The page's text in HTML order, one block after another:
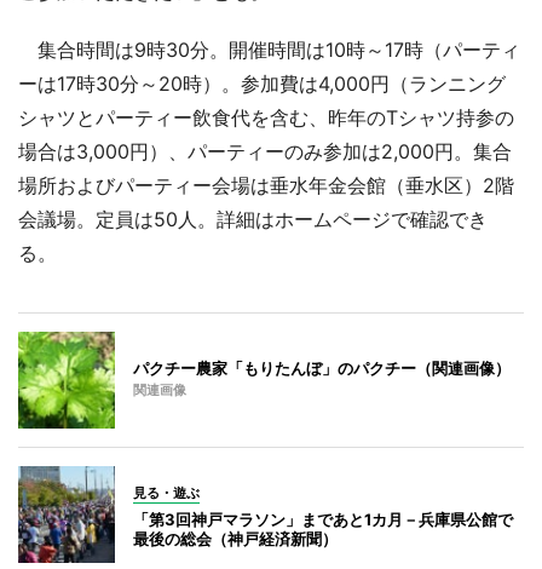
集合時間は9時30分。開催時間は10時～17時（パーティ
ーは17時30分～20時）。参加費は4,000円（ランニング
シャツとパーティー飲食代を含む、昨年のTシャツ持参の
場合は3,000円）、パーティーのみ参加は2,000円。集合
場所およびパーティー会場は垂水年金会館（垂水区）2階
会議場。定員は50人。詳細はホームページで確認でき
る。
パクチー農家「もりたんぼ」のパクチー（関連画像）
関連画像
見る・遊ぶ
「第3回神戸マラソン」まであと1カ月－兵庫県公館で
最後の総会（神戸経済新聞）